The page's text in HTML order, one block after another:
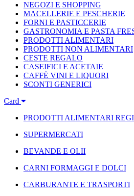
NEGOZI E SHOPPING
MACELLERIE E PESCHERIE
FORNI E PASTICCERIE
GASTRONOMIA E PASTA
PRODOTTI ALIMENTARI
PRODOTTI NON ALIMENTARI
CESTE REGALO
CASEIFICI E ACETAIE
CAFFÈ VINI E LIQUORI
SCONTI GENERICI
Card
PRODOTTI ALIMENTARI
SUPERMERCATI
BEVANDE E OLII
CARNI FORMAGGI E DOLCI
CARBURANTE E TRASPORTI